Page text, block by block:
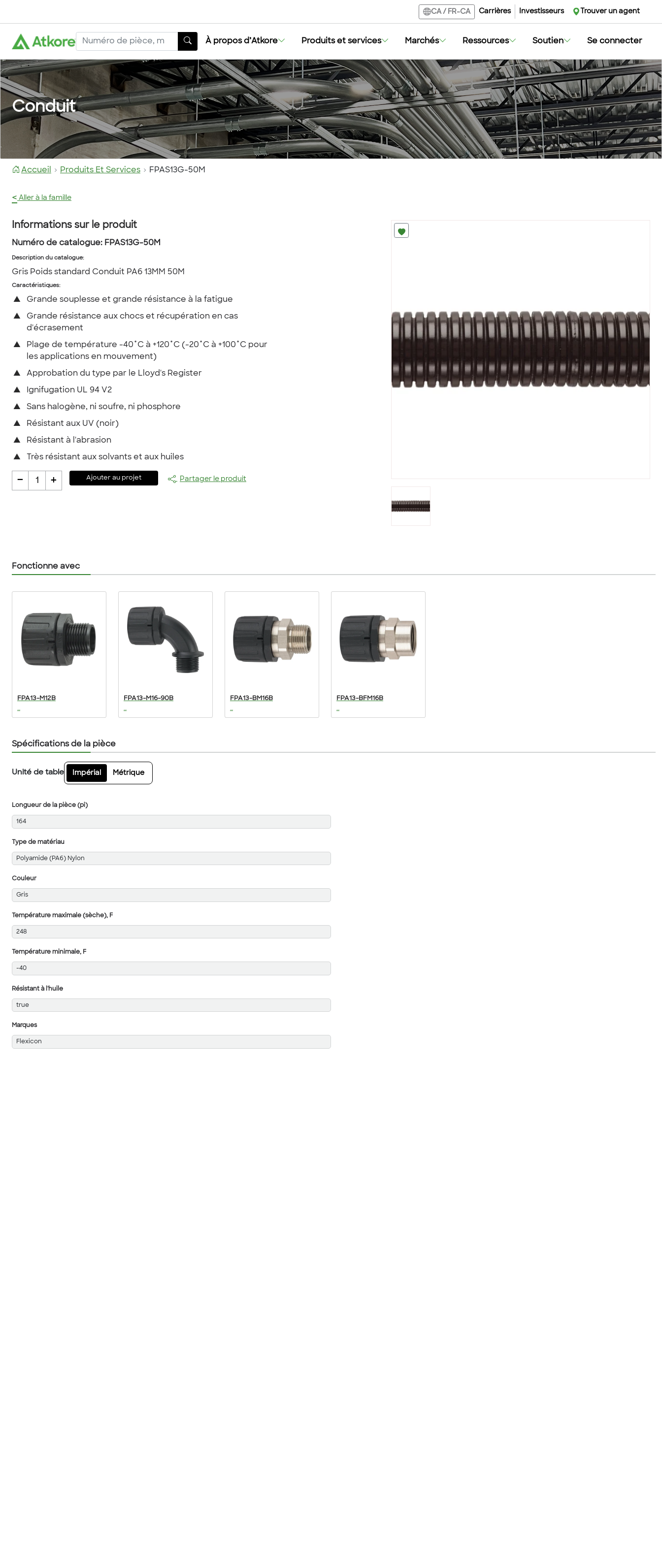
CA/ FR-CA Carrières Investisseurs Trouver un agent
À propos d’Atkore Produits et services Marchés Ressources Soutien Se connecter
Conduit
Accueil Produits Et Services FPAS13G-50M
< Aller à la famille
Informations sur le produit
Numéro de catalogue: FPAS13G-50M
Description du catalogue:
Gris Poids standard Conduit PA6 13MM 50M
Caractéristiques:
▲ Grande souplesse et grande résistance à la fatigue
▲
Grande résistance aux chocs et récupération en cas
d'écrasement
▲
Plage de température -40˚C à +120˚C (-20˚C à +100˚C pour
les applications en mouvement)
▲ Approbation du type par le Lloyd's Register
▲ Ignifugation UL 94 V2
▲ Sans halogène, ni soufre, ni phosphore
▲ Résistant aux UV (noir)
▲ Résistant à l'abrasion
▲ Très résistant aux solvants et aux huiles
- 1 + Ajouter au projet Partager le produit
Fonctionne avec
FPA13-M12B
...
FPA13-M16-90B
...
FPA13-BM16B
...
FPA13-BFM16B
...
Spécifications de la pièce
Unité de table Impérial Métrique
Longueur de la pièce (pi)
164
Type de matériau
Polyamide (PA6) Nylon
Couleur
Gris
Température maximale (sèche), F
248
Température minimale, F
-40
Résistant à l'huile
true
Marques
Flexicon